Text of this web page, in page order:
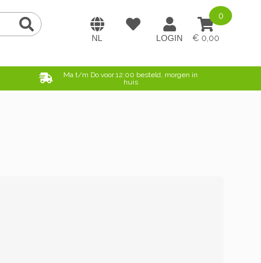
0,00
0
Ma t/m Do voor 12:00 besteld, morgen in
huis